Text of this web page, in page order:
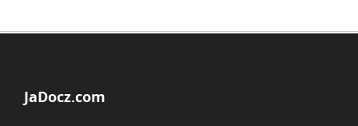
JaDocz.com